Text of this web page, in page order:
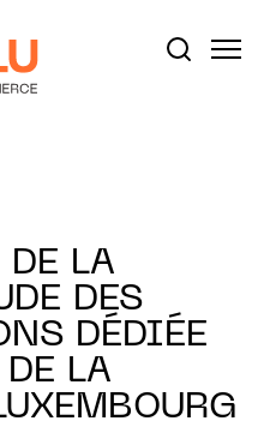
LA
DES
DÉDIÉE
LA